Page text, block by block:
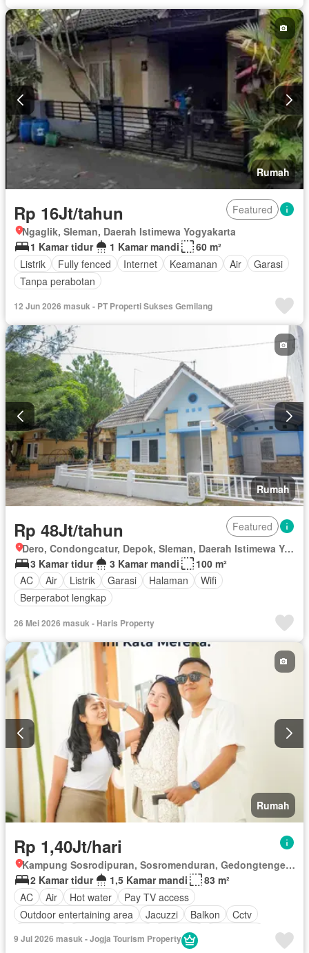
Rumah
Rp 16Jt/tahun
Featured
Ngaglik, Sleman, Daerah Istimewa Yogyakarta
1 Kamar tidur
1 Kamar mandi
60 m²
Listrik
Fully fenced Internet Keamanan Air
Garasi
Tanpa perabotan
12 Jun 2026 masuk - PT Properti Sukses Gemilang
Rumah
Rp 48Jt/tahun
Featured
Dero, Condongcatur, Depok, Sleman, Daerah Istimewa Yogyakarta
3 Kamar tidur
3 Kamar mandi
100 m²
AC
Air Listrik Garasi Halaman
Wifi
Berperabot lengkap
26 Mei 2026 masuk - Haris Property
Rumah
Rp 1,40Jt/hari
Kampung Sosrodipuran, Sosromenduran, Gedongtengen, Kota Yogyakarta, Depok, Daerah Istimewa Yogyakarta
2 Kamar tidur
1,5 Kamar mandi
83 m²
AC
Air Hot water
Pay TV access
Outdoor entertaining area
Jacuzzi Balkon
Cctv
Interkom
Kolam renang Lapangan tenis
9 Jul 2026 masuk - Jogja Tourism Property